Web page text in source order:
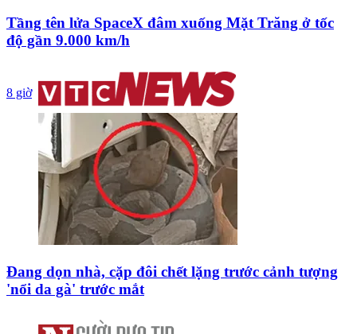
Tầng tên lửa SpaceX đâm xuống Mặt Trăng ở tốc
độ gần 9.000 km/h
8 giờ
Đang dọn nhà, cặp đôi chết lặng trước cảnh tượng
'nổi da gà' trước mắt